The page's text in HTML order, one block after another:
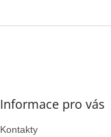
Informace pro vás
Kontakty